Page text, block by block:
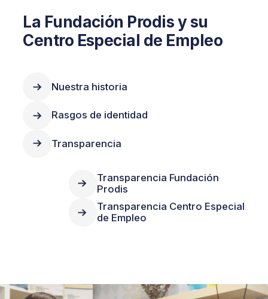
La Fundación Prodis y su
Centro Especial de Empleo
Nuestra historia
Rasgos de identidad
Transparencia
Transparencia Fundación
Prodis
Transparencia Centro Especial
de Empleo